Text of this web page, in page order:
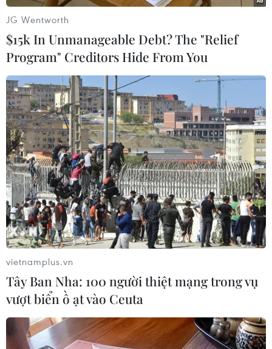
#Cà Mau #Ngư dân
#Trung Quốc
#Giàn khoan Hải Dương-981
#Haiyang Shiyou-981
#Bám biển
#Chủ quyền Cà Mau
Theo dõi VietnamPlus
Hàn Quốc tái khẳng định lập trường về Biển
Đông, kêu gọi tuân thủ luật quốc tế
Người lưu giữ hình ảnh Bác Hồ và Hoàng Sa-
Trường Sa qua tem bưu chính
JG Wentworth
$15k In Unmanageable Debt? The "Relief
Program" Creditors Hide From You
vietnamplus.vn
Tây Ban Nha: 100 người thiệt mạng trong vụ
vượt biển ồ ạt vào Ceuta